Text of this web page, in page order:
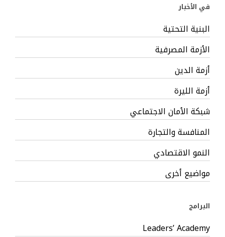
في الأخبار
البنية التحتية
الأزمة المصرفية
أزمة الدين
أزمة الليرة
شبكة الأمان الاجتماعي
المنافسة والتجارة
النمو الاقتصادي
مواضيع أخرى
البرامج
Leaders’ Academy